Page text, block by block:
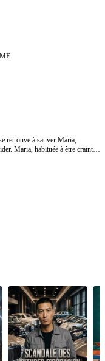
retrouve à sauver Maria,
Maria, habituée à être craint et
avec Maria, dont la vie lui a